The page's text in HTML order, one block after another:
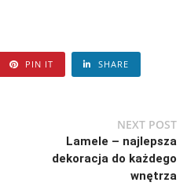
PIN IT SHARE
NEXT POST
Lamele – najlepsza
dekoracja do każdego
wnętrza